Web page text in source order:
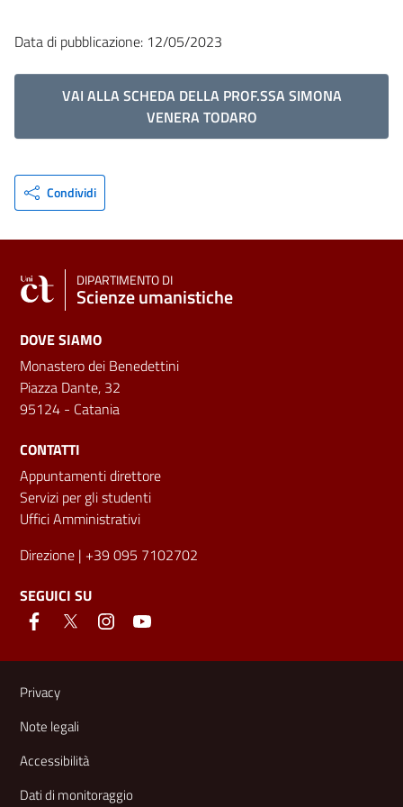
Data di pubblicazione: 12/05/2023
VAI ALLA SCHEDA DELLA PROF.SSA SIMONA
VENERA TODARO
Condividi
DIPARTIMENTO DI
Scienze umanistiche
DOVE SIAMO
Monastero dei Benedettini
Piazza Dante, 32
95124 - Catania
CONTATTI
Appuntamenti direttore
Servizi per gli studenti
Uffici Amministrativi
Direzione | +39 095 7102702
SEGUICI SU
Link e informazioni utili
Privacy
Note legali
Accessibilità
Dati di monitoraggio